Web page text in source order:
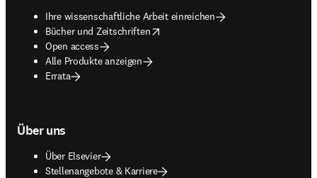
Ihre wissenschaftliche Arbeit einreichen
Bücher und Zeitschriften
opens in new tab/window
Open access
Alle Produkte anzeigen
Errata
Über uns
Über Elsevier
Stellenangebote & Karriere